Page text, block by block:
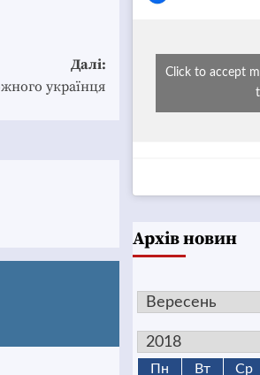
Далі:
українця
Click to accept
Архів новин
Пн Вт Ср